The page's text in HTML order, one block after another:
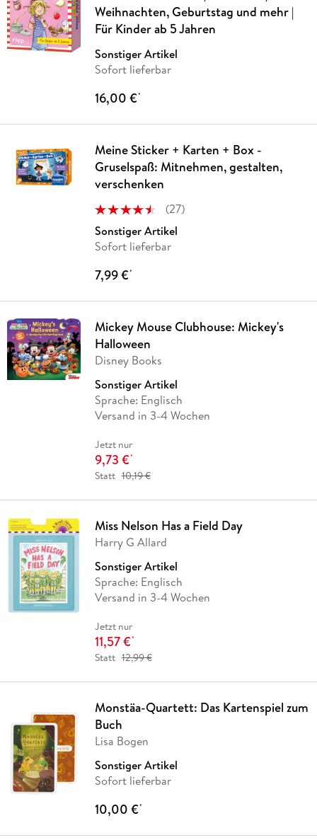
Weihnachten, Geburtstag und mehr |
Für Kinder ab 5 Jahren
Sonstiger Artikel
Sofort lieferbar
16,00 €*
Meine Sticker + Karten + Box -
Gruselspaß: Mitnehmen, gestalten,
verschenken
(27)
Sonstiger Artikel
Sofort lieferbar
7,99 €*
Mickey Mouse Clubhouse: Mickey's
Halloween
Disney Books
Sonstiger Artikel
Sprache: Englisch
Versand in 3-4 Wochen
Jetzt nur
9,73 €*
Statt 10,19 €
Miss Nelson Has a Field Day
Harry G Allard
Sonstiger Artikel
Sprache: Englisch
Versand in 3-4 Wochen
Jetzt nur
11,57 €*
Statt 12,99 €
Monstäa-Quartett: Das Kartenspiel zum
Buch
Lisa Bogen
Sonstiger Artikel
Sofort lieferbar
10,00 €*